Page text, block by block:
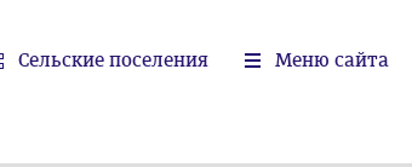
Сельские поселения Меню сайта